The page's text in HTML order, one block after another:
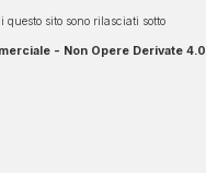
questo sito sono rilasciati sotto
- Non Opere Derivate 4.0